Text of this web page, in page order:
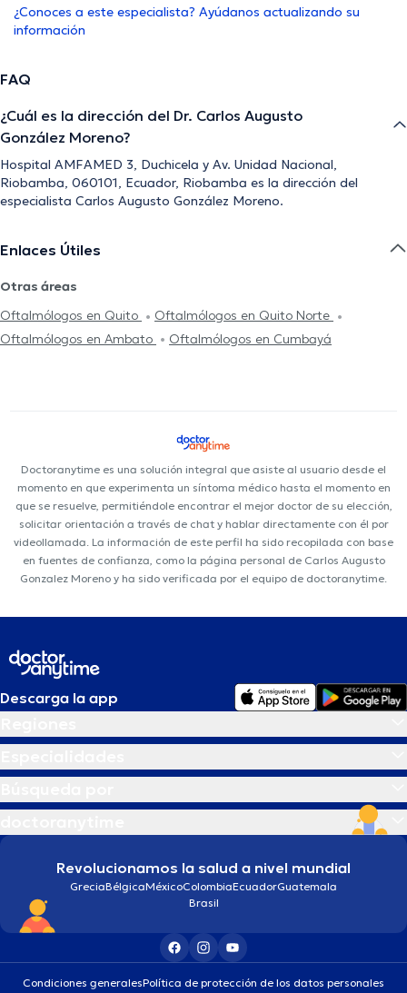
¿Conoces a este especialista? Ayúdanos actualizando su
información
FAQ
¿Cuál es la dirección del Dr. Carlos Augusto
González Moreno?
Hospital AMFAMED 3, Duchicela y Av. Unidad Nacional,
Riobamba, 060101, Ecuador, Riobamba es la dirección del
especialista Carlos Augusto González Moreno.
Enlaces Útiles
Otras áreas
Oftalmólogos en Quito
Oftalmólogos en Quito Norte
Oftalmólogos en Ambato
Oftalmólogos en Cumbayá
Doctoranytime es una solución integral que asiste al usuario desde el
momento en que experimenta un síntoma médico hasta el momento en
que se resuelve, permitiéndole encontrar el mejor doctor de su elección,
solicitar orientación a través de chat y hablar directamente con él por
videollamada. La información de este perfil ha sido recopilada con base
en fuentes de confianza, como la página personal de Carlos Augusto
Gonzalez Moreno y ha sido verificada por el equipo de doctoranytime.
Descarga la app
Revolucionamos la salud a nivel mundial
GreciaBélgicaMéxicoColombiaEcuadorGuatemala
Brasil
Condiciones generalesPolítica de protección de los datos personales